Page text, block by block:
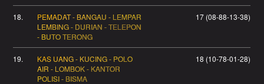
18.
PEMADAT - BANGAU - LEMPAR
LEMBING - DURIAN - TELEPON
- BUTO TERONG
17 (08-88-13-38)
19.
KAS UANG - KUCING - POLO
AIR - LOMBOK - KANTOR
POLISI - BISMA
18 (10-78-01-28)